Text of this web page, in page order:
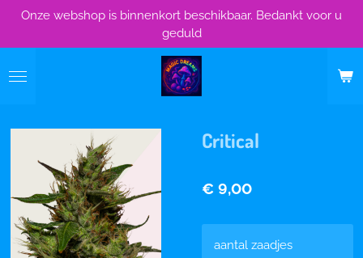
Ga
naar
de
Onze webshop is binnenkort beschikbaar. Bedankt voor u
geduld
Critical
€ 9,00
aantal zaadjes